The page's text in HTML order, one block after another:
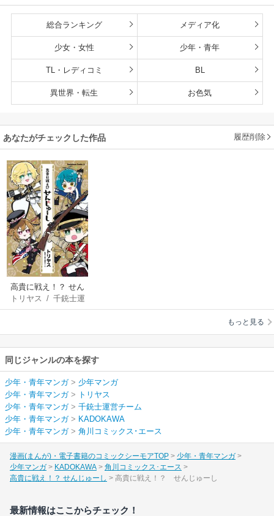
総合ランキング メディア化
少女・女性 少年・青年
TL・レディコミ BL
異世界・転生 お色気
あなたがチェックした作品 履歴削除
高貴に戦え！？ せん
じゅーし
トリヤス / 千銃士運
営チーム
もっと見る
同じジャンルの本を探す
少年・青年マンガ> 少年マンガ
少年・青年マンガ> トリヤス
少年・青年マンガ> 千銃士運営チーム
少年・青年マンガ> KADOKAWA
少年・青年マンガ> 角川コミックス･エース
漫画(まんが)・電子書籍のコミックシーモアTOP
少年・青年マンガ
少年マンガ
KADOKAWA
角川コミックス･エース
高貴に戦え！？ せんじゅーし
高貴に戦え！？ せんじゅーし
最新情報はここからチェック！